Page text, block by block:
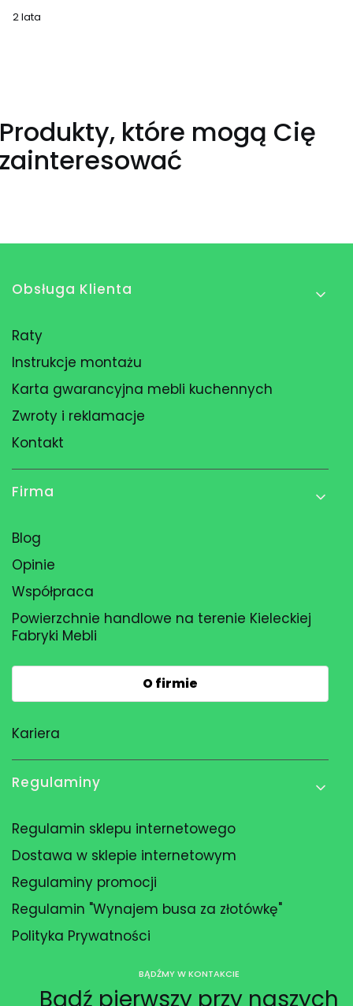
2 lata
Produkty, które mogą Cię
zainteresować
Linki w stopce
Obsługa Klienta
Raty
Instrukcje montażu
Karta gwarancyjna mebli kuchennych
Zwroty i reklamacje
Kontakt
Firma
Blog
Opinie
Współpraca
Powierzchnie handlowe na terenie Kieleckiej
Fabryki Mebli
O firmie
Kariera
Regulaminy
Regulamin sklepu internetowego
Dostawa w sklepie internetowym
Regulaminy promocji
Regulamin "Wynajem busa za złotówkę"
Polityka Prywatności
BĄDŹMY W KONTAKCIE
Bądź pierwszy przy naszych